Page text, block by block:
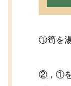
①筍を
②，①